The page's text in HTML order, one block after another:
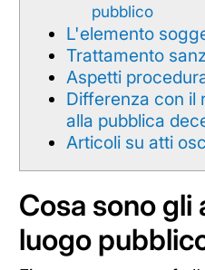
pubblico
L'elemento
Trattamento
Aspetti
Differenza con il
alla pubblica
Articoli su atti
Cosa sono gli
luogo